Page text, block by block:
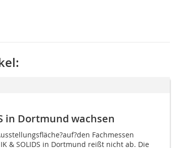
in Dortmund wachsen
Fachmessen
& SOLIDS in Dortmund reißt nicht ab. Die